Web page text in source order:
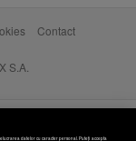
Contact
S.A.
datelor cu caracter personal. Puteți accepta